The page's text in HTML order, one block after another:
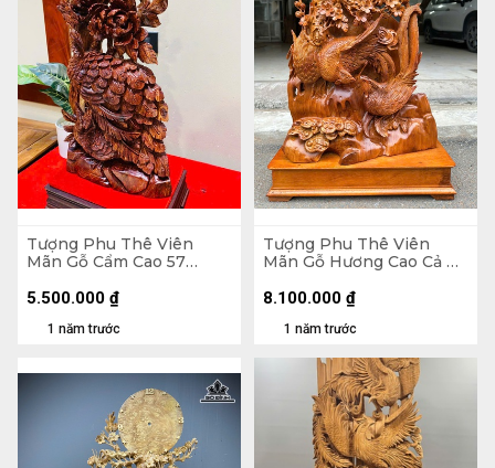
Tượng Phu Thê Viên
Mãn Gỗ Cẩm Cao 57
1 năm trước
5.500.000 ₫
Tượng Phu Thê Viên
Mãn Gỗ Hương Cao Cả Kỷ
Kỷ Cao 10
1 năm trước
8.100.000 ₫